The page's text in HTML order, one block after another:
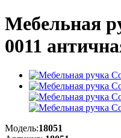
Мебельная
0011
Модель:18051